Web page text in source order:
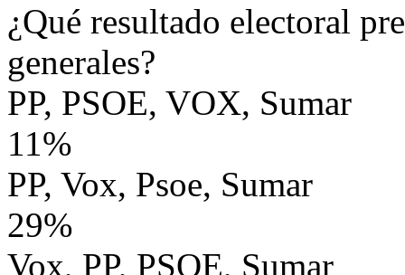
¿Qué resultado electoral
generales?
PP, PSOE, VOX, Sumar
11%
PP, Vox, Psoe, Sumar
29%
Vox, PP, PSOE, Sumar